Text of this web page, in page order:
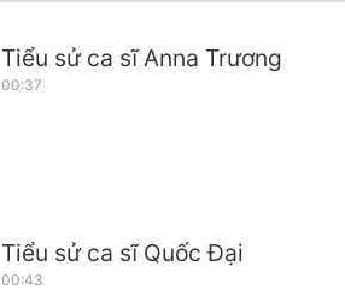
Tiểu sử ca sĩ Anna Trương
00:37
Tiểu sử ca sĩ Quốc Đại
00:43